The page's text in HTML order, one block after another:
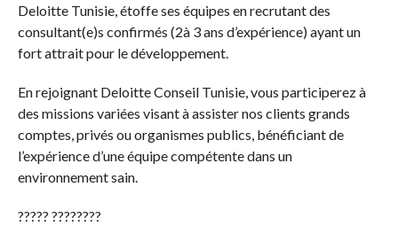
Deloitte Tunisie, étoffe ses équipes en recrutant des
consultant(e)s confirmés (2à 3 ans d’expérience) ayant un
fort attrait pour le développement.
En rejoignant Deloitte Conseil Tunisie, vous participerez à
des missions variées visant à assister nos clients grands
comptes, privés ou organismes publics, bénéficiant de
l’expérience d’une équipe compétente dans un
environnement sain.
????? ????????